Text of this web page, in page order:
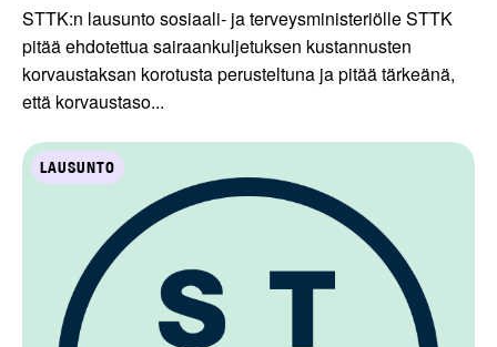
STTK:n lausunto sosiaali- ja terveysministeriölle STTK
pitää ehdotettua sairaankuljetuksen kustannusten
korvaustaksan korotusta perusteltuna ja pitää tärkeänä,
että korvaustaso...
LAUSUNTO